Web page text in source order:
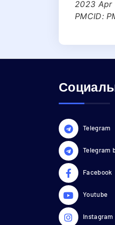
2023 Apr
PMCID:
Telegram
Telegram
Facebook
Youtube
Instagram